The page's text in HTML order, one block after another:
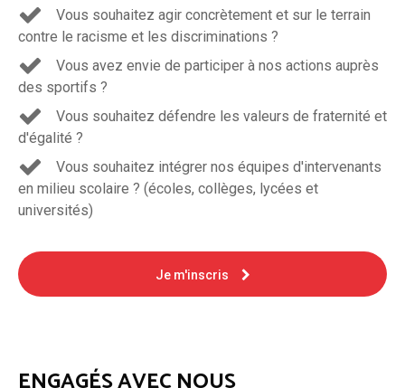
Vous souhaitez agir concrètement et sur le terrain
contre le racisme et les discriminations ?
Vous avez envie de participer à nos actions auprès
des sportifs ?
Vous souhaitez défendre les valeurs de fraternité et
d'égalité ?
Vous souhaitez intégrer nos équipes d'intervenants
en milieu scolaire ? (écoles, collèges, lycées et
universités)
Je m'inscris